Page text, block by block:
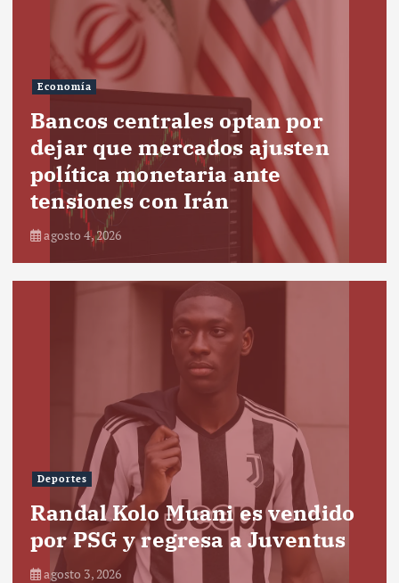
Economía
Bancos centrales optan por
dejar que mercados ajusten
política monetaria ante
tensiones con Irán
agosto 4, 2026
Deportes
Randal Kolo Muani es vendido
por PSG y regresa a Juventus
agosto 3, 2026